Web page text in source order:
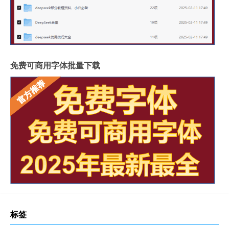
免费可商用字体批量下载
标签